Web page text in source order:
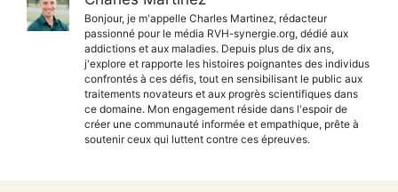
Bonjour, je m'appelle Charles Martinez, rédacteur
passionné pour le média RVH-synergie.org, dédié aux
addictions et aux maladies. Depuis plus de dix ans,
j'explore et rapporte les histoires poignantes des individus
confrontés à ces défis, tout en sensibilisant le public aux
traitements novateurs et aux progrès scientifiques dans
ce domaine. Mon engagement réside dans l'espoir de
créer une communauté informée et empathique, prête à
soutenir ceux qui luttent contre ces épreuves.